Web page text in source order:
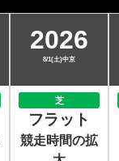
2026
8/1(土)中京
芝
フラット
競走時間の拡